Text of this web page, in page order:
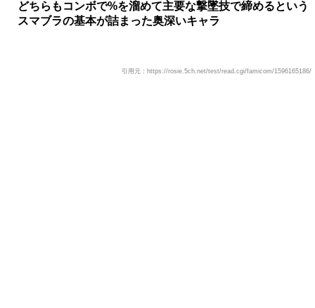
どちらもコンボで%を溜めて主要な撃墜技で締めるという
スマブラの基本が詰まった奥深いキャラ
引用元：https://rosie.5ch.net/test/read.cgi/famicom/1596165186/